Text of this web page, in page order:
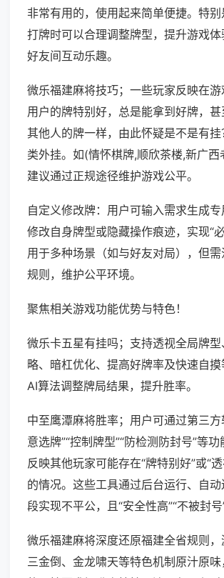
非常有用的，使用起来简单便捷。特
打牌时可以合理调整牌型，提升游戏
好友间互动乐趣。
微乐福建麻将技巧；一些玩家反映在
用户的牌特别好，总是能拿到好牌，甚
其他人的牌一样，由此怀疑是不是有
类外挂。如(情怀棋牌,顺欣茶楼,新广西
建议通过正规途径维护游戏公平。
自定义修改牌：用户可输入需求生成专
修改自身牌型或隐藏操作痕迹，实现“
用于多种场景（如与好友对局），但
规则，维护公平环境。
聚焦相关游戏功能优势与特色！
微乐卡五星有挂吗；支持透视全局牌
略、暗杠优化、提高好牌率及快速自
AI算法调整牌局结果，提升胜率。
中至鹰潭麻将胜率；用户可通过第三方
意选牌”“控制牌型”“防检测防封号”等
反映其他玩家可能存在“牌特别好”或“
的情况。这些工具通过后台运行、自
段实现不平公，且“安全性高”“不被封号”
微乐福建麻将深度还原福建全省规则，
三金倒、金龙啸天等特色机制原汁原